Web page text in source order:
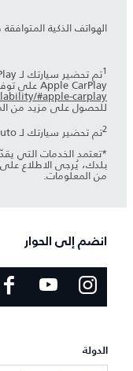
الهواتف الذكية
1
Apple CarPlay على توفر الميزة في بلدك، يُرجى مراجعة
#apple-carplay
للحصول على مزيد من
2تم تحضير سيارتك لـ Android Auto.
بلدك، يُرجى الاطلاع على
من المعلومات.
انضم إلى الحوار
الدولة